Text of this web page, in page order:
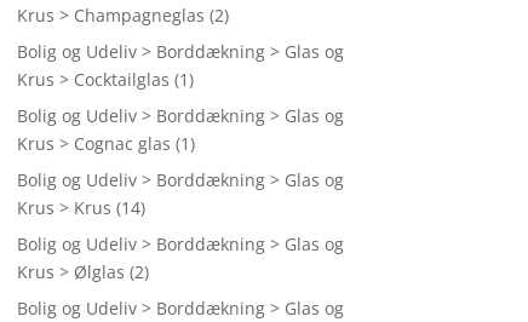
Krus > Champagneglas (2)
Bolig og Udeliv > Borddækning > Glas og
Krus > Cocktailglas (1)
Bolig og Udeliv > Borddækning > Glas og
Krus > Cognac glas (1)
Bolig og Udeliv > Borddækning > Glas og
Krus > Krus (14)
Bolig og Udeliv > Borddækning > Glas og
Krus > Ølglas (2)
Bolig og Udeliv > Borddækning > Glas og